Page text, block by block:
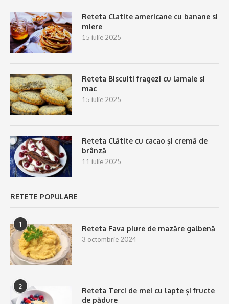
Reteta Clatite americane cu banane si
miere
15 iulie 2025
Reteta Biscuiti fragezi cu lamaie si
mac
15 iulie 2025
Reteta Clătite cu cacao și cremă de
brânză
11 iulie 2025
RETETE POPULARE
1
Reteta Fava piure de mazăre galbenă
3 octombrie 2024
2
Reteta Terci de mei cu lapte și fructe
de pădure